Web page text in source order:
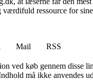
værdifuld ressource for
Mail
RSS
ved køb gennem disse
må ikke anvendes